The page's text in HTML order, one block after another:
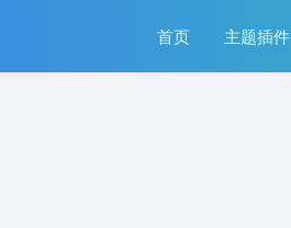
首页 主题插件